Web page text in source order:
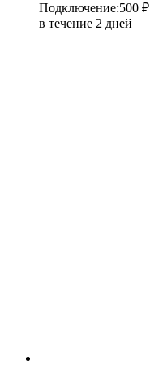
Подключение:500 ₽
в течение 2 дней